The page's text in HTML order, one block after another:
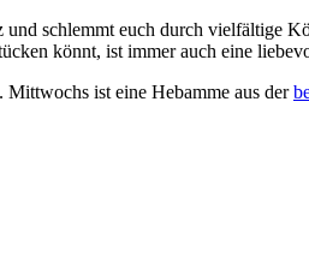
schlemmt euch durch vielfältige
könnt, ist immer auch eine
ist eine Hebamme aus der